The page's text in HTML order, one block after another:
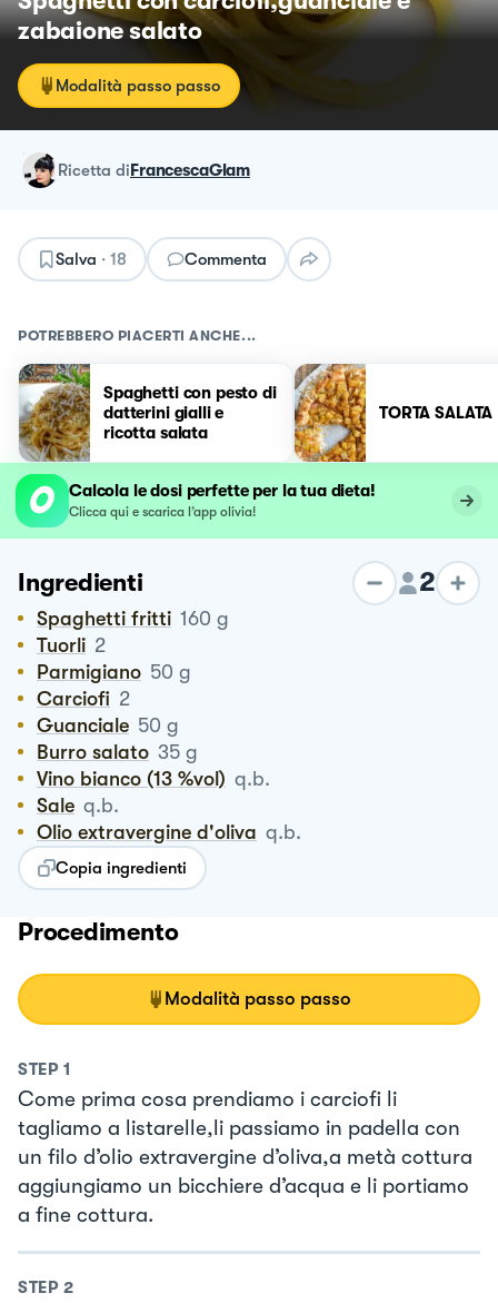
zabaione salato
Modalità passo passo
ricetta diFrancescaGlam
Salva · 18 Commenta
POTREBBERO PIACERTI ANCHE...
Spaghetti con pesto di
datterini gialli e
ricotta salata
TORTA SALATA
Calcola le dosi perfette per la tua dieta!
Clicca qui e scarica l’app olivia!
Ingredienti 2
Spaghetti fritti 160 g
Tuorli 2
Parmigiano 50 g
Carciofi 2
Guanciale 50 g
Burro salato 35 g
Vino bianco (13 %vol) q.b.
Sale q.b.
Olio extravergine d'oliva q.b.
Copia ingredienti
Procedimento
Modalità passo passo
STEP 1
Come prima cosa prendiamo i carciofi li
tagliamo a listarelle,li passiamo in padella con
un filo d’olio extravergine d’oliva,a metà cottura
aggiungiamo un bicchiere d’acqua e li portiamo
a fine cottura.
STEP 2